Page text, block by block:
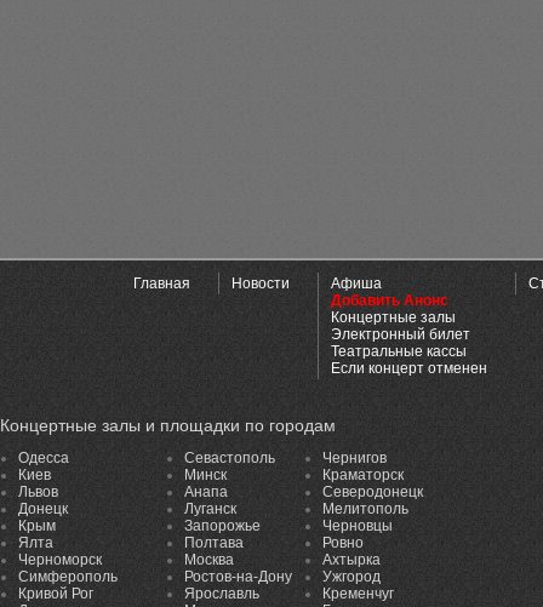
Главная Новости
Афиша
Добавить Анонс
Концертные залы
Электронный билет
Театральные кассы
Если концерт отменен
Концертные залы и площадки по городам
Одесса
Киев
Львов
Донецк
Крым
Ялта
Черноморск
Симферополь
Кривой Рог
Севастополь
Минск
Анапа
Луганск
Запорожье
Полтава
Москва
Ростов-на-Дону
Ярославль
Чернигов
Краматорск
Северодонецк
Мелитополь
Черновцы
Ровно
Ахтырка
Ужгород
Кременчуг